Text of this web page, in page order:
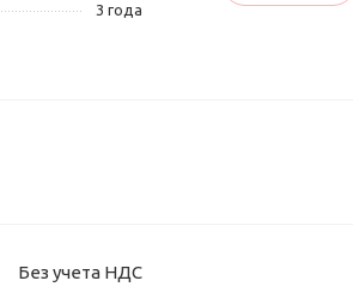
3 года
Без учета НДС